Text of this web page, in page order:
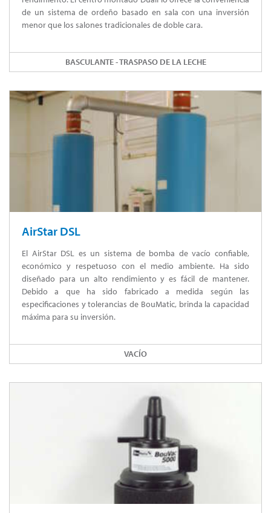
de un sistema de ordeño basado en sala con una inversión
menor que los salones tradicionales de doble cara.
BASCULANTE - TRASPASO DE LA LECHE
AirStar DSL
El AirStar DSL es un sistema de bomba de vacío confiable,
económico y respetuoso con el medio ambiente. Ha sido
diseñado para un alto rendimiento y es fácil de mantener.
Debido a que ha sido fabricado a medida según las
especificaciones y tolerancias de BouMatic, brinda la capacidad
máxima para su inversión.
VACÍO